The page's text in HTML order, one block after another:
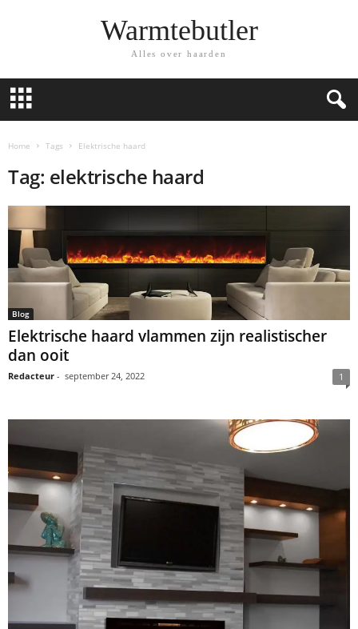
Warmtebutler
Alles over haarden
Home Tags Elektrische haard
Tag: elektrische haard
Blog
Elektrische haard vlammen zijn realistischer
dan ooit
Redacteur - september 24, 2022 1